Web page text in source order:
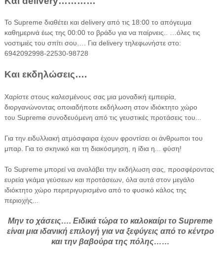
Το Supreme διαθέτει και delivery από τις 18:00 το απόγευμα
καθημερινά έως της 00:00 το βράδυ για να παίρνεις.. …όλες τις
νοστιμιές του σπίτι σου…. Για delivery τηλεφωνήστε στο:
6942092998-22530-98728
Και εκδηλώσεις….
Χαρίστε στους καλεσμένους σας μια μοναδική εμπειρία,
διοργανώνοντας οποιαδήποτε εκδήλωση στον ιδιόκτητο χώρο
του Supreme συνοδευόμενη από τις γευστικές προτάσεις του...
Για την ειδυλλιακή ατμόσφαιρα έχουν φροντίσει οι άνθρωποι του
μπαρ. Για το σκηνικό και τη διακόσμηση, η ίδια η... φύση!
Το Supreme μπορεί να αναλάβει την εκδήλωση σας, προσφέροντας
ευρεία γκάμα γεύσεων και προτάσεων, όλα αυτά στον μεγάλο
ιδιόκτητο χώρο περιτριγυρισμένο από το φυσικό κάλος της
περιοχής...
Μην το χάσεις…. Ειδικά τώρα το καλοκαίρι τοSupreme
είναι μια ιδανική επιλογή για να ξεφύγεις από το κέντρο
και την βαβούρα της πόλης……